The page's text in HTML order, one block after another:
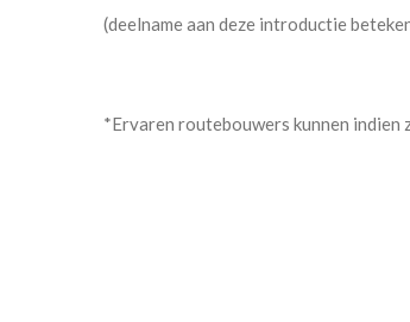
(deelname aan deze introductie
*Ervaren routebouwers kunnen indien